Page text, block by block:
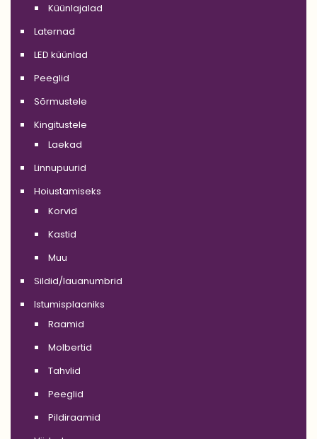
Küünlajalad
Laternad
LED küünlad
Peeglid
Sõrmustele
Kingitustele
Laekad
Linnupuurid
Hoiustamiseks
Korvid
Kastid
Muu
Sildid/lauanumbrid
Istumisplaaniks
Raamid
Molbertid
Tahvlid
Peeglid
Pildiraamid